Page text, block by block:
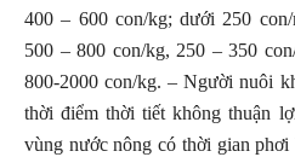
400 – 600 con/kg; dưới 250 con/
500 – 800 con/kg, 250 – 350
800-2000 con/kg. – Người nuôi
thời điểm thời tiết không thuận
vùng nước nông có thời gian